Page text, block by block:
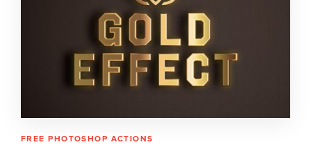
FREE PHOTOSHOP ACTIONS